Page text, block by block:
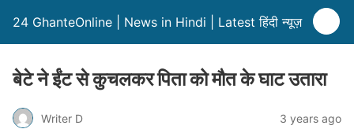
24 GhanteOnline | News in Hindi | Latest हिंदी न्यूज़
बेटे ने ईंट से कुचलकर पिता को मौत के घाट उतारा
Writer D 3 years ago